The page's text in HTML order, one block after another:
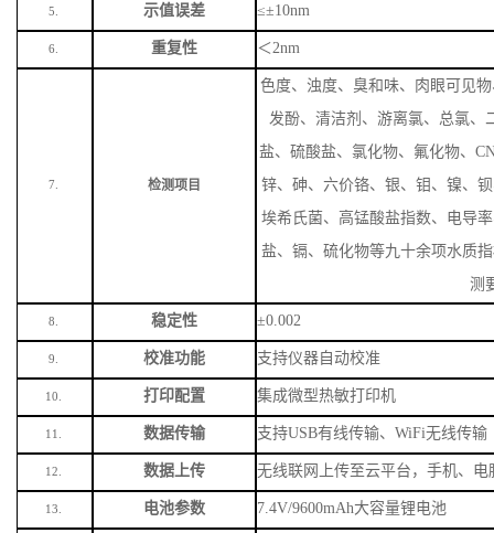
5. 示值误差 ≤±10nm
6. 重复性 ＜2nm
7. 检测项目
色度、浊度、臭和味、肉眼可见物
发酚、清洁剂、游离氯、总氯、
盐、硫酸盐、氯化物、氟化物、
锌、砷、六价铬、银、钼、镍、
埃希氏菌、高锰酸盐指数、电导
盐、镉、硫化物等九十余项水质
测
8. 稳定性 ±0.002
9. 校准功能 支持仪器自动校准
10. 打印配置 集成微型热敏打印机
11. 数据传输 支持USB有线传输、WiFi无线传输
12. 数据上传 无线联网上传至云平台，手机、
13. 电池参数 7.4V/9600mAh大容量锂电池